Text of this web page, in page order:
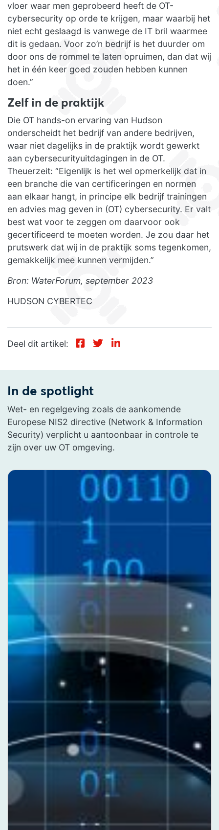
vloer waar men geprobeerd heeft de OT-
cybersecurity op orde te krijgen, maar waarbij het
niet echt geslaagd is vanwege de IT bril waarmee
dit is gedaan. Voor zo’n bedrijf is het duurder om
door ons de rommel te laten opruimen, dan dat wij
het in één keer goed zouden hebben kunnen
doen.”
Zelf in de praktijk
Die OT hands-on ervaring van Hudson
onderscheidt het bedrijf van andere bedrijven,
waar niet dagelijks in de praktijk wordt gewerkt
aan cybersecurityuitdagingen in de OT.
Theuerzeit: “Eigenlijk is het wel opmerkelijk dat in
een branche die van certificeringen en normen
aan elkaar hangt, in principe elk bedrijf trainingen
en advies mag geven in (OT) cybersecurity. Er valt
best wat voor te zeggen om daarvoor ook
gecertificeerd te moeten worden. Je zou daar het
prutswerk dat wij in de praktijk soms tegenkomen,
gemakkelijk mee kunnen vermijden.”
Bron: WaterForum, september 2023
HUDSON CYBERTEC
Deel dit artikel:
In de spotlight
Wet- en regelgeving zoals de aankomende
Europese NIS2 directive (Network & Information
Security) verplicht u aantoonbaar in controle te
zijn over uw OT omgeving.